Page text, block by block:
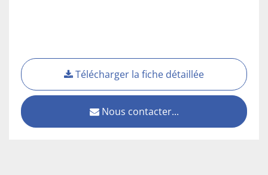
Télécharger la fiche détaillée
Nous contacter...